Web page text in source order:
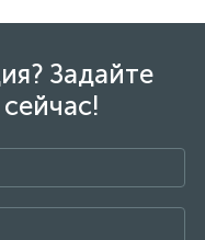
Задайте